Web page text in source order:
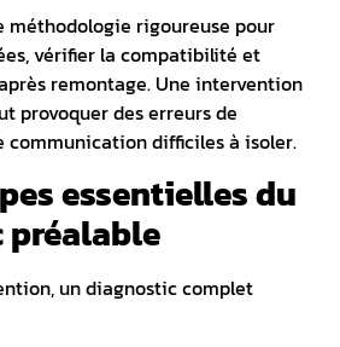
méthodologie rigoureuse pour
vérifier la compatibilité et
remontage. Une intervention
provoquer des erreurs de
communication difficiles à isoler.
essentielles du
un diagnostic complet